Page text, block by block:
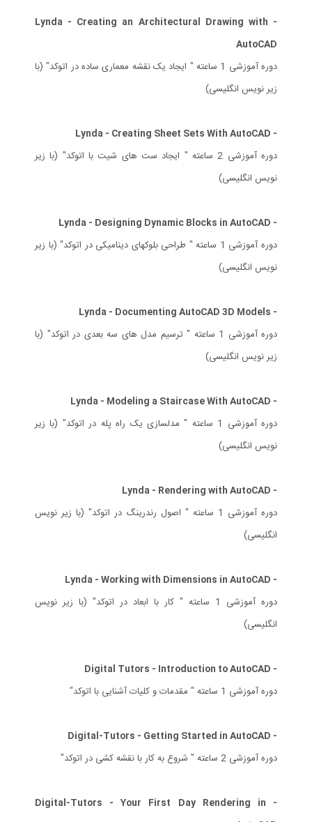
- Lynda - Creating an Architectural Drawing with
AutoCAD
دوره آموزشی 1 ساعته " ایجاد یک نقشه معماری ساده در اتوکد" (با
زیر نویس انگلیسی)
- Lynda - Creating Sheet Sets With AutoCAD
دوره آموزشی 2 ساعته " ایجاد ست های شیت با اتوکد" (با زیر
نویس انگلیسی)
- Lynda - Designing Dynamic Blocks in AutoCAD
دوره آموزشی 1 ساعته " طراحی بلوکهای دینامیکی در اتوکد" (با زیر
نویس انگلیسی)
- Lynda - Documenting AutoCAD 3D Models
دوره آموزشی 1 ساعته " ترسیم مدل های سه بعدی در اتوکد" (با
زیر نویس انگلیسی)
- Lynda - Modeling a Staircase With AutoCAD
دوره آموزشی 1 ساعته " مدلسازی یک راه پله در اتوکد" (با زیر
نویس انگلیسی)
- Lynda - Rendering with AutoCAD
دوره آموزشی 1 ساعته " اصول رندرینگ در اتوکد" (با زیر نویس
انگلیسی)
- Lynda - Working with Dimensions in AutoCAD
دوره آموزشی 1 ساعته " کار با ابعاد در اتوکد" (با زیر نویس
انگلیسی)
- Digital Tutors - Introduction to AutoCAD
دوره آموزشی 1 ساعته " مقدمات و کلیات آشنایی با اتوکد"
- Digital-Tutors - Getting Started in AutoCAD
دوره آموزشی 2 ساعته " شروع به کار با نقشه کشی در اتوکد"
- Digital-Tutors - Your First Day Rendering in